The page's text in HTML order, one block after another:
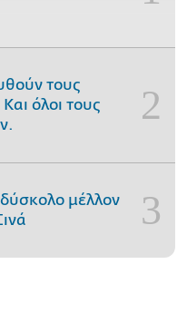
τους
όλοι τους
μέλλον